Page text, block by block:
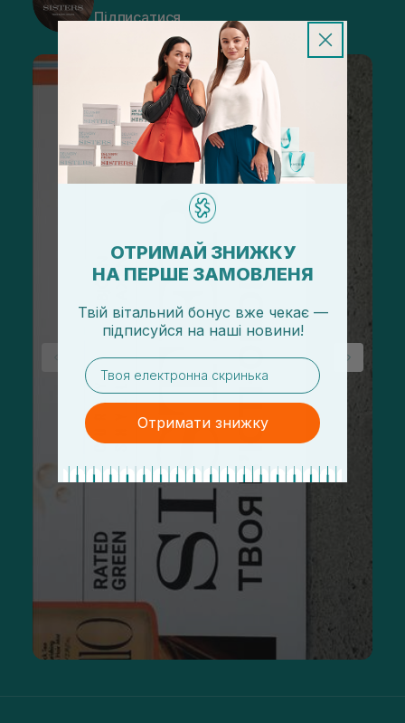
Підписатися
ОТРИМАЙ ЗНИЖКУ
НА ПЕРШЕ ЗАМОВЛЕНЯ
Твій вітальний бонус вже чекає —
підписуйся на наші новини!
email
Отримати знижку